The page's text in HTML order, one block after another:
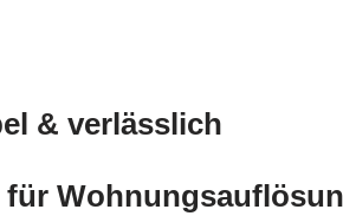
& verlässlich